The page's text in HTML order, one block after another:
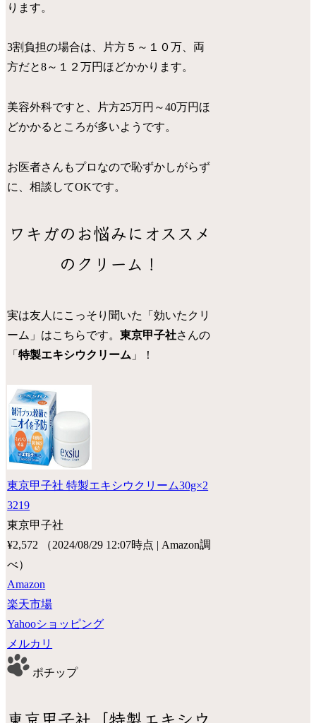
ります。
3割負担の場合は、片方５～１０万、両
方だと8～１２万円ほどかかります。
美容外科ですと、片方25万円～40万円ほ
どかかるところが多いようです。
お医者さんもプロなので恥ずかしがらず
に、相談してOKです。
ワキガのお悩みにオススメ
のクリーム！
実は友人にこっそり聞いた「効いたクリ
ーム」はこちらです。東京甲子社さんの
「特製エキシウクリーム 」！
東京甲子社 特製エキシウクリーム30g×2
3219
東京甲子社
¥2,572
（2024/08/29 12:07時点 | Amazon調
べ）
Amazon
楽天市場
Yahooショッピング
メルカリ
ポチップ